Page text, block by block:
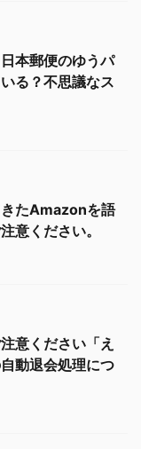
本郵便のゆうパ
る？不思議なス
たAmazonを語
意ください。
意ください「え
動退会処理につ